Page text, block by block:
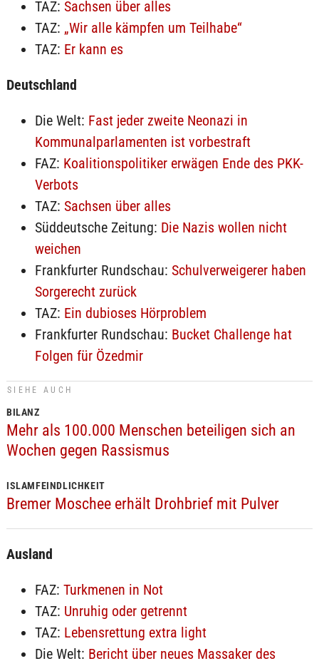
TAZ: Sachsen über alles
TAZ: „Wir alle kämpfen um Teilhabe“
TAZ: Er kann es
Deutschland
Die Welt: Fast jeder zweite Neonazi in
Kommunalparlamenten ist vorbestraft
FAZ: Koalitionspolitiker erwägen Ende des PKK-
Verbots
TAZ: Sachsen über alles
Süddeutsche Zeitung: Die Nazis wollen nicht
weichen
Frankfurter Rundschau: Schulverweigerer haben
Sorgerecht zurück
TAZ: Ein dubioses Hörproblem
Frankfurter Rundschau: Bucket Challenge hat
Folgen für Özedmir
SIEHE AUCH
BILANZ
Mehr als 100.000 Menschen beteiligen sich an
Wochen gegen Rassismus
ISLAMFEINDLICHKEIT
Bremer Moschee erhält Drohbrief mit Pulver
Ausland
FAZ: Turkmenen in Not
TAZ: Unruhig oder getrennt
TAZ: Lebensrettung extra light
Die Welt: Bericht über neues Massaker des